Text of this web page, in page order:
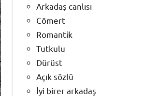
Arkadaş canlısı
Cömert
Romantik
Tutkulu
Dürüst
Açık sözlü
İyi birer arkadaş